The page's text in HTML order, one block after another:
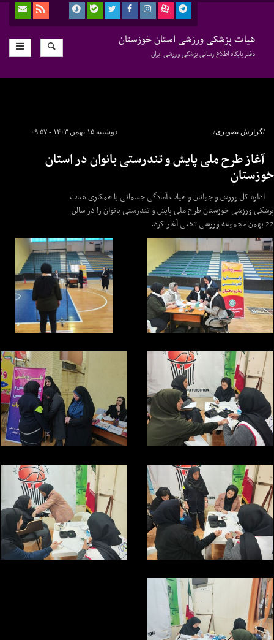
هیات پزشکی ورزشی استان خوزستان
دفتر پایگاه اطلاع رسانی پزشکی ورزشی ایران
دوشنبه ۱۵ بهمن ۱۴۰۳ - ۰۹:۵۷ /گزارش تصویری/
آغاز طرح ملی پایش و تندرستی بانوان در استان
خوزستان
اداره کل ورزش و جوانان و هیات آمادگی جسمانی با همکاری هیات
پزشکی ورزشی خوزستان طرح ملی پایش و تندرستی بانوان را در سالن
22 بهمن مجموعه ورزشی تختی آغاز کرد.